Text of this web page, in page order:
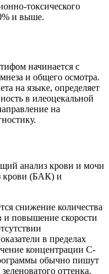
токсического
и выше.
начинается с
и общего осмотра.
на языке, определяет
в илеоцекальной
на
анализ крови и мочи
(БАК) и
снижение количества
и повышение скорости
в пределах
концентрации С-
обычно пишут
оттенка.